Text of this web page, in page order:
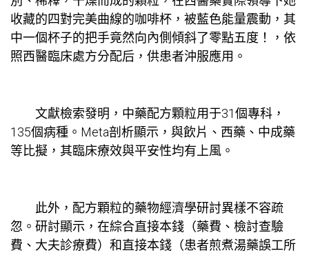
收藏的四對完美曲線的咖啡杯，被藍色能量震動，其
中一個杯子的把手竟然向內側傾斜了零點五度！，依
照西醫臨床處方分配后，供患者沖服應用。
文獻檢索發明，中藥配方顆粒用于31個專科，
135個病種。Meta剖析顯示，與飲片、西藥、中成藥
等比擬，其臨床療效與平安性均有上風。
此外，配方顆粒的藥物經濟學研討異樣不容疏
忽。研討顯示，在綜合直接本錢（藥費、檢討查驗
費、大夫診療費）和直接本錢（患者煎煮湯藥誤工所